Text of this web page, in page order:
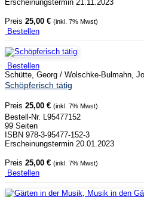
Erscheinungstermin 21.11.2023
Preis 25,00 € (inkl. 7% Mwst)
Bestellen
Bestellen
Schütte, Georg / Wolschke-Bulmahn,
Schöpferisch tätig
Preis 25,00 € (inkl. 7% Mwst)
Bestell-Nr. L95477152
99 Seiten
ISBN 978-3-95477-152-3
Erscheinungstermin 20.01.2023
Preis 25,00 € (inkl. 7% Mwst)
Bestellen